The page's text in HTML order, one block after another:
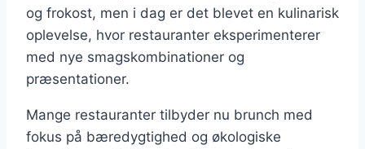
og frokost, men i dag er det blevet en kulinarisk
oplevelse, hvor restauranter eksperimenterer
med nye smagskombinationer og
præsentationer.
Mange restauranter tilbyder nu brunch med
fokus på bæredygtighed og økologiske